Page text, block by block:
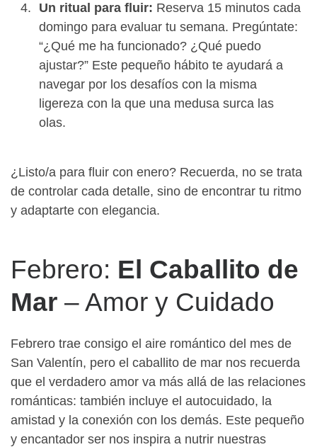
Un ritual para fluir: Reserva 15 minutos cada
domingo para evaluar tu semana. Pregúntate:
“¿Qué me ha funcionado? ¿Qué puedo
ajustar?” Este pequeño hábito te ayudará a
navegar por los desafíos con la misma
ligereza con la que una medusa surca las
olas.
¿Listo/a para fluir con enero? Recuerda, no se trata
de controlar cada detalle, sino de encontrar tu ritmo
y adaptarte con elegancia.
Febrero: El Caballito de
Mar – Amor y Cuidado
Febrero trae consigo el aire romántico del mes de
San Valentín, pero el caballito de mar nos recuerda
que el verdadero amor va más allá de las relaciones
románticas: también incluye el autocuidado, la
amistad y la conexión con los demás. Este pequeño
y encantador ser nos inspira a nutrir nuestras